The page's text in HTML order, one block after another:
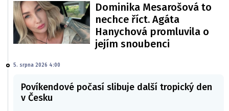
Dominika Mesarošová to
nechce říct. Agáta
Hanychová promluvila o
jejím snoubenci
5. srpna 2026 4:00
Povíkendové počasí slibuje další tropický den
v Česku